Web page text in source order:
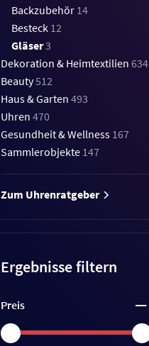
Backzubehör 14
Besteck 12
Gläser3
Dekoration & Heimtextilien 634
Beauty512
Haus & Garten 493
Uhren 470
Gesundheit & Wellness 167
Sammlerobjekte 147
Zum Uhrenratgeber
Ergebnisse filtern
Preis